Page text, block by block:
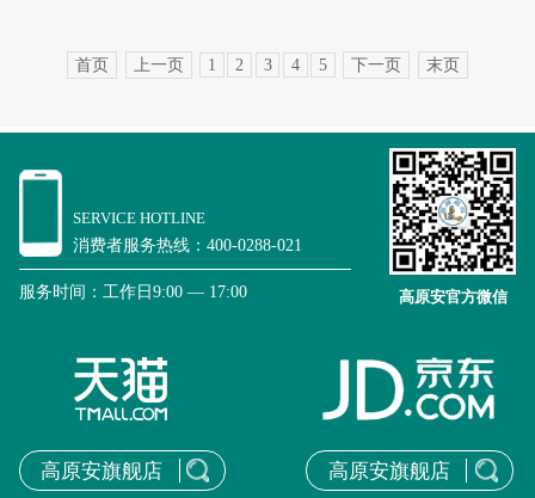
首页 上一页 1 2 3 4 5 下一页 末页
SERVICE HOTLINE
消费者服务热线：400-0288-021
服务时间：工作日9:00 — 17:00 高原安官方微信
高原安旗舰店 高原安旗舰店